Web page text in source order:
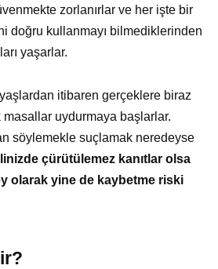
zorlanırlar ve her işte bir
doğru kullanmayı bilmediklerinden
yaşarlar.
itibaren gerçeklere biraz
uydurmaya başlarlar.
söylemekle suçlamak neredeyse
çürütülemez kanıtlar olsa
olarak yine de kaybetme riski